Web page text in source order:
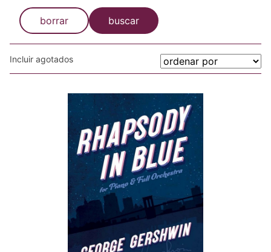
borrar buscar
Incluir agotados